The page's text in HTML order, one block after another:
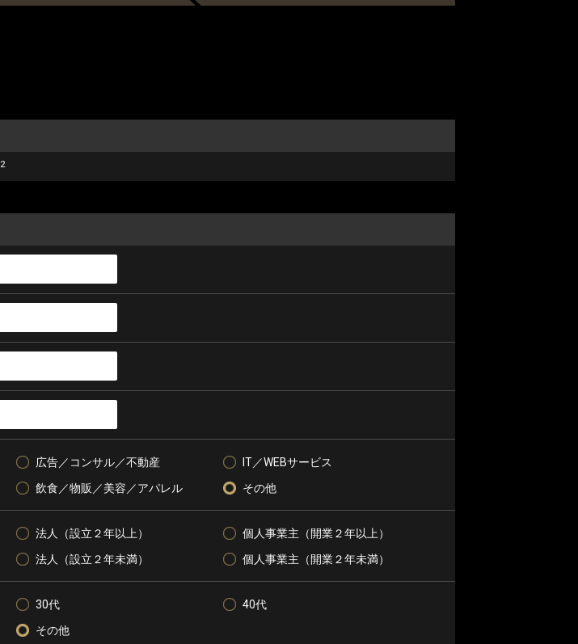
2
広告／コンサル／不動産
IT／WEBサービス
飲食／物販／美容／アパレル その他
法人（設立２年以上）
個人事業主（開業２年以上）
法人（設立２年未満） 個人事業主（開業２年未満）
30代
40代
その他